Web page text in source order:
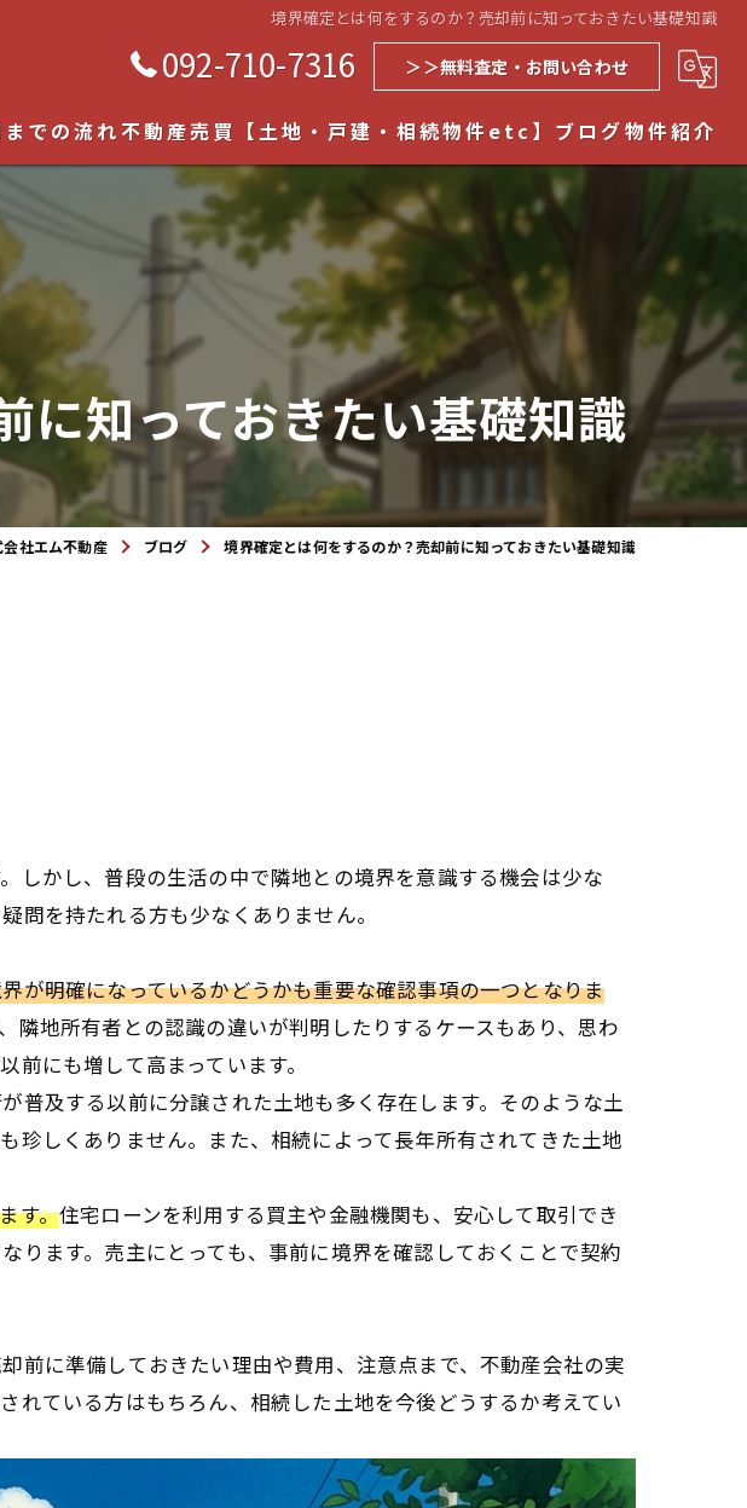
境界確定とは何をするのか？売却前に知っておきたい基礎知識
092-710-7316 ＞＞無料査定・お問い合わせ
での流れ不動産売買【土地・戸建・相続物件etc】
土地・空き家売買
戸建て売買
マンション売買
相続物件売却
ブログ物件紹介
に知っておきたい基礎知識
社エム不動産 ブログ 境界確定とは何をするのか？売却前に知っておきたい基礎知識
しかし、普段の生活の中で隣地との境界を意識する機会は少な
問を持たれる方も少なくありません。
が明確になっているかどうかも重要な確認事項の一つとなりま
地所有者との認識の違いが判明したりするケースもあり、思わ
にも増して高まっています。
普及する以前に分譲された土地も多く存在します。そのような土
珍しくありません。また、相続によって長年所有されてきた土地
す。住宅ローンを利用する買主や金融機関も、安心して取引でき
ります。売主にとっても、事前に境界を確認しておくことで契約
前に準備しておきたい理由や費用、注意点まで、不動産会社の実
れている方はもちろん、相続した土地を今後どうするか考えてい